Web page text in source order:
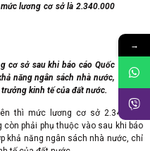
lương cơ sở là 2.340.000
cơ sở sau khi báo cáo Quốc
năng ngân sách nhà nước,
kinh tế của đất nước.
thì mức lương cơ sở 2.340.000
phải phụ thuộc vào sau khi báo
khả năng ngân sách nhà nước, chỉ
→